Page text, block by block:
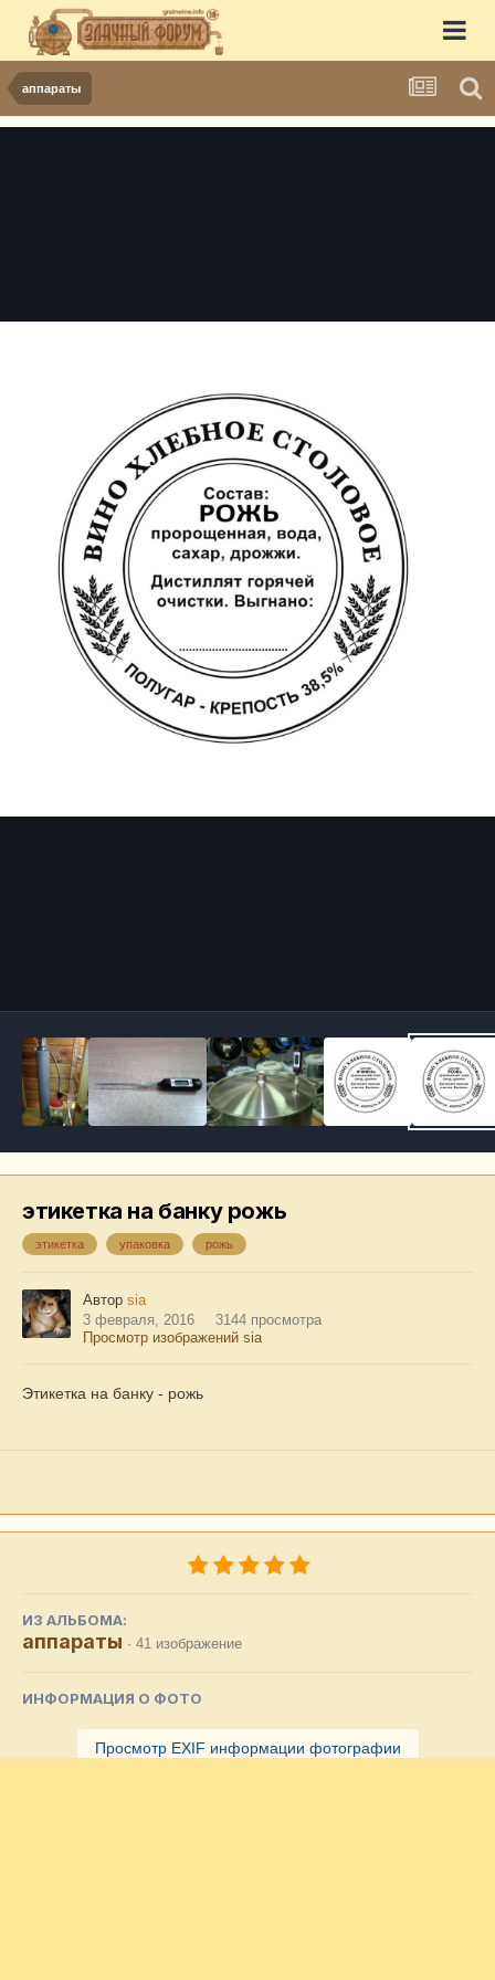
аппараты
этикетка на банку рожь
этикетка упаковка рожь
Автор sia
3 февраля, 2016
3144 просмотра
Просмотр изображений sia
Этикетка на банку - рожь
ИЗ АЛЬБОМА:
аппараты · 41 изображение
ИНФОРМАЦИЯ О ФОТО
Просмотр EXIF информации фотографии